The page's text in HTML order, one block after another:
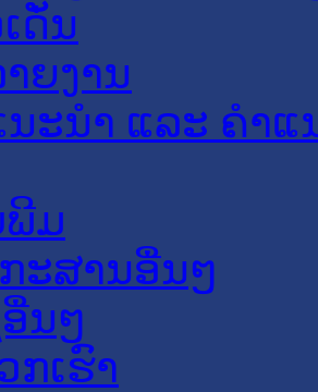
ດັ່ນ
ຍງານ
ະນໍາ ແລະ ຄໍາແ
ມ
ະສານອື່ນໆ
ນໆ
ກເຮົາ